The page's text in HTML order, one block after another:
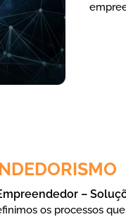
–
os processos